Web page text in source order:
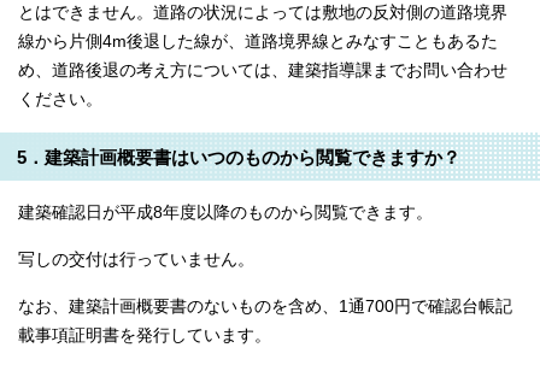
とはできません。道路の状況によっては敷地の反対側の道路境界
線から片側4m後退した線が、道路境界線とみなすこともあるた
め、道路後退の考え方については、建築指導課までお問い合わせ
ください。
5．建築計画概要書はいつのものから閲覧できますか？
建築確認日が平成8年度以降のものから閲覧できます。
写しの交付は行っていません。
なお、建築計画概要書のないものを含め、1通700円で確認台帳記
載事項証明書を発行しています。